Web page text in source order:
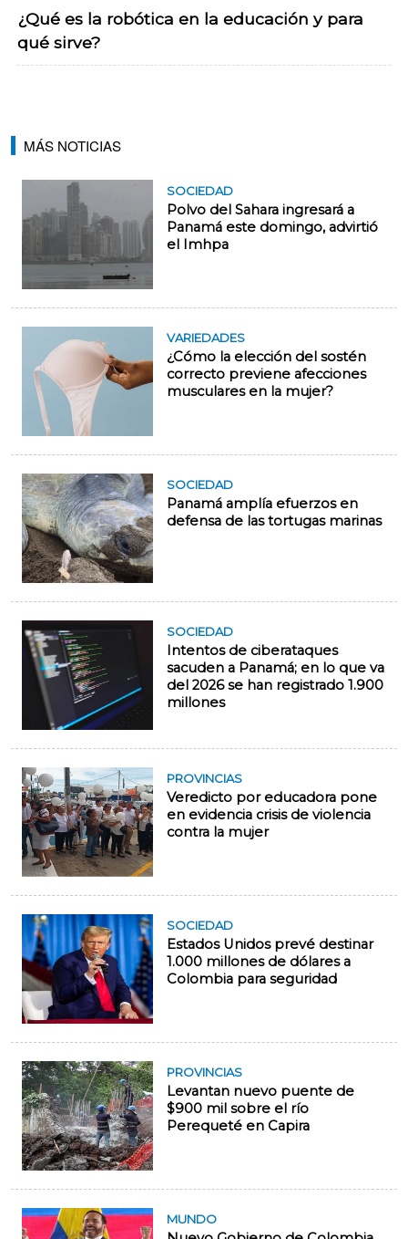
¿Qué es la robótica en la educación y para
qué sirve?
MÁS NOTICIAS
SOCIEDAD
Polvo del Sahara ingresará a
Panamá este domingo, advirtió
el Imhpa
VARIEDADES
¿Cómo la elección del sostén
correcto previene afecciones
musculares en la mujer?
SOCIEDAD
Panamá amplía efuerzos en
defensa de las tortugas marinas
SOCIEDAD
Intentos de ciberataques
sacuden a Panamá; en lo que va
del 2026 se han registrado 1.900
millones
PROVINCIAS
Veredicto por educadora pone
en evidencia crisis de violencia
contra la mujer
SOCIEDAD
Estados Unidos prevé destinar
1.000 millones de dólares a
Colombia para seguridad
PROVINCIAS
Levantan nuevo puente de
$900 mil sobre el río
Perequeté en Capira
MUNDO